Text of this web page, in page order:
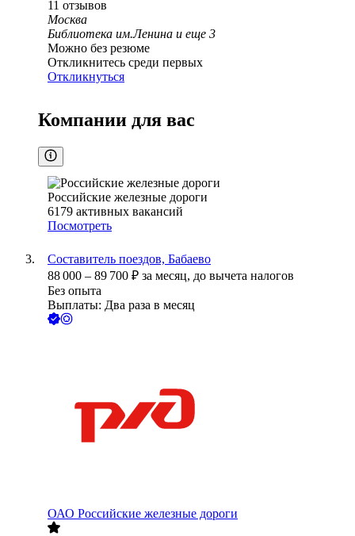
11 отзывов
Москва
Библиотека им.Ленина и еще 3
Можно без резюме
Откликнитесь среди первых
Откликнуться
Компании для вас
Российские железные дороги
6179 активных вакансий
Посмотреть
Составитель поездов, Бабаево
88 000 – 89 700 ₽ за месяц, до вычета налогов
Без опыта
Выплаты: Два раза в месяц
ОАО Российские железные дороги